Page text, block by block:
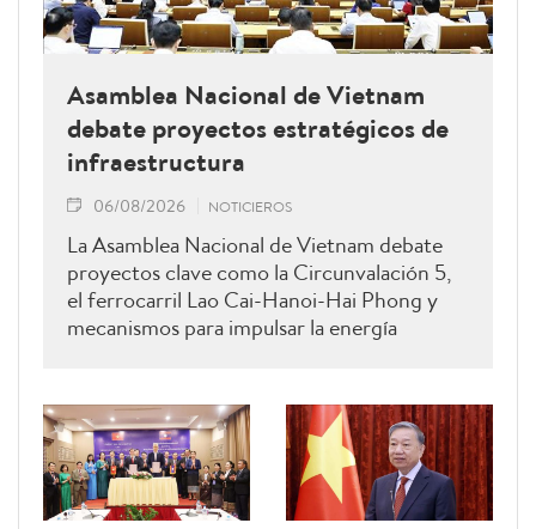
Asamblea Nacional de Vietnam
debate proyectos estratégicos de
infraestructura
06/08/2026 NOTICIEROS
La Asamblea Nacional de Vietnam debate
proyectos clave como la Circunvalación 5,
el ferrocarril Lao Cai-Hanoi-Hai Phong y
mecanismos para impulsar la energía